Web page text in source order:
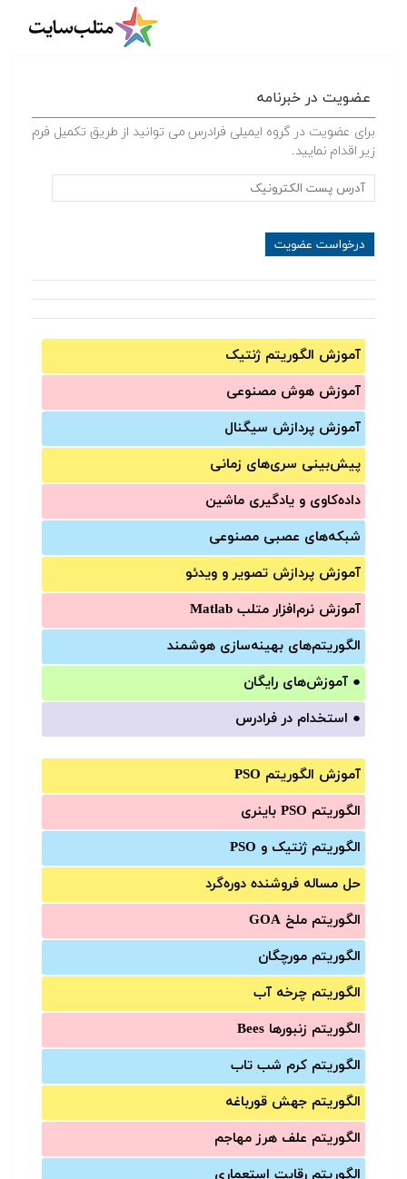
عضویت در خبرنامه
برای عضویت در گروه ایمیلی فرادرس می توانید از طریق تکمیل فرم
زیر اقدام نمایید.
آموزش الگوریتم ژنتیک
آموزش‌ هوش مصنوعی
آموزش‌ پردازش سیگنال
پیش‌‌بینی سری‌‌های زمانی
داده‌کاوی و یادگیری ماشین
شبکه‌های عصبی مصنوعی
آموزش‌ پردازش تصویر و ویدئو
آموزش‌ نرم‌افزار متلب Matlab
الگوریتم‌های بهینه‌سازی هوشمند
● آموزش‌های رایگان
● استخدام در فرادرس
آموزش الگوریتم PSO
الگوریتم PSO باینری
الگوریتم ژنتیک و PSO
حل مساله فروشنده دوره‌گرد
الگوریتم ملخ GOA
الگوریتم مورچگان
الگوریتم چرخه آب
الگوریتم زنبورها Bees
الگوریتم کرم شب تاب
الگوریتم جهش قورباغه
الگوریتم علف هرز مهاجم
الگوریتم رقابت استعماری